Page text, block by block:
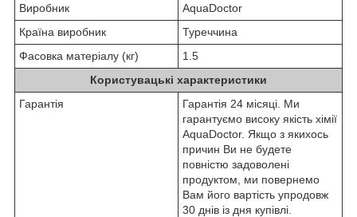
Виробник
AquaDoctor
Країна виробник
Туреччина
Фасовка матеріалу (кг)
1.5
Користувацькі характеристики
Гарантія
Гарантія 24 місяці. Ми
гарантуємо високу якість хімії
AquaDoctor. Якщо з якихось
причин Ви не будете
повністю задоволені
продуктом, ми повернемо
Вам його вартість упродовж
30 днів із дня купівлі.